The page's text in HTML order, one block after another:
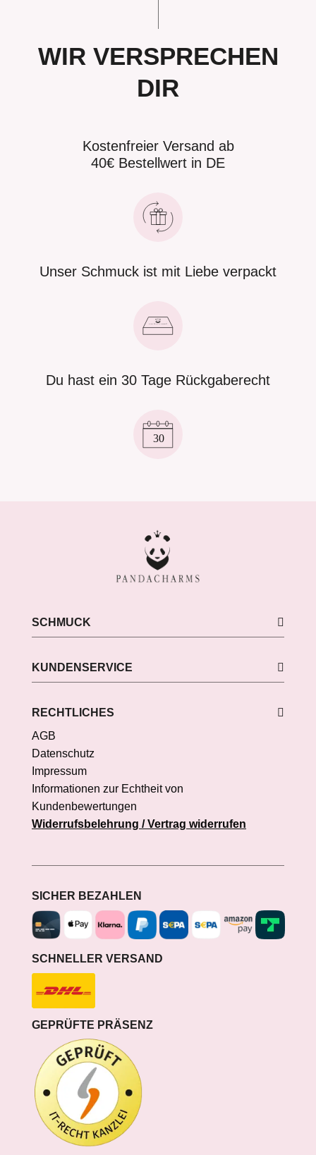
WIR VERSPRECHEN
DIR
Kostenfreier Versand ab
40€ Bestellwert in DE
Unser Schmuck ist mit Liebe verpackt
Du hast ein 30 Tage Rückgaberecht
SCHMUCK
KUNDENSERVICE
RECHTLICHES
AGB
Datenschutz
Impressum
Informationen zur Echtheit von
Kundenbewertungen
Widerrufsbelehrung / Vertrag widerrufen
SICHER BEZAHLEN
SCHNELLER VERSAND
GEPRÜFTE PRÄSENZ